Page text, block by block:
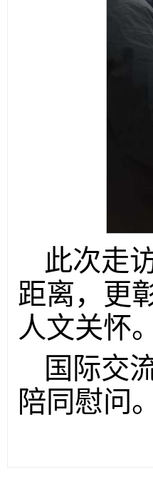
此次走
距离，更
人文关怀。
国际交
陪同慰问。